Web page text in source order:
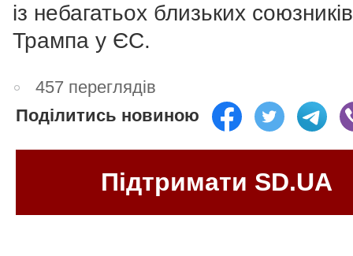
із небагатьох близьких союзників
Трампа у ЄС.
457 переглядів
Поділитись новиною
Підтримати SD.UA